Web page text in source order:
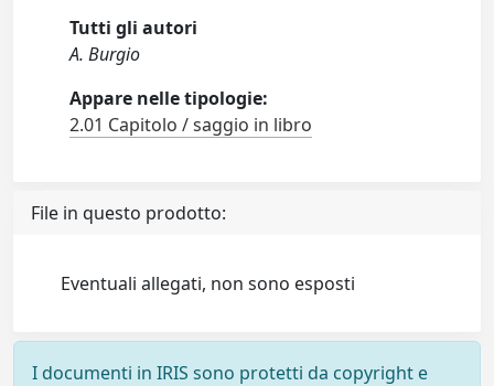
Tutti gli autori
A. Burgio
Appare nelle tipologie:
2.01 Capitolo / saggio in libro
File in questo prodotto:
Eventuali allegati, non sono esposti
I documenti in IRIS sono protetti da copyright e